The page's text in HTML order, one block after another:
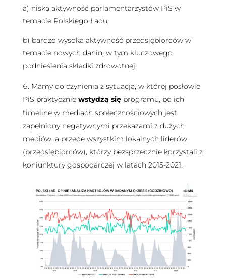
a) niska aktywność parlamentarzystów PiS w
temacie Polskiego Ładu;
b) bardzo wysoka aktywność przedsiębiorców w
temacie nowych danin, w tym kluczowego
podniesienia składki zdrowotnej.
Mamy do czynienia z sytuacją, w której posłowie
PiS praktycznie wstydzą sięprogramu, bo ich
timeline w mediach społecznościowych jest
zapełniony negatywnymi przekazami z dużych
mediów, a przede wszystkim lokalnych liderów
(przedsiębiorców), którzy bezsprzecznie korzystali z
koniunktury gospodarczej w latach 2015-2021.